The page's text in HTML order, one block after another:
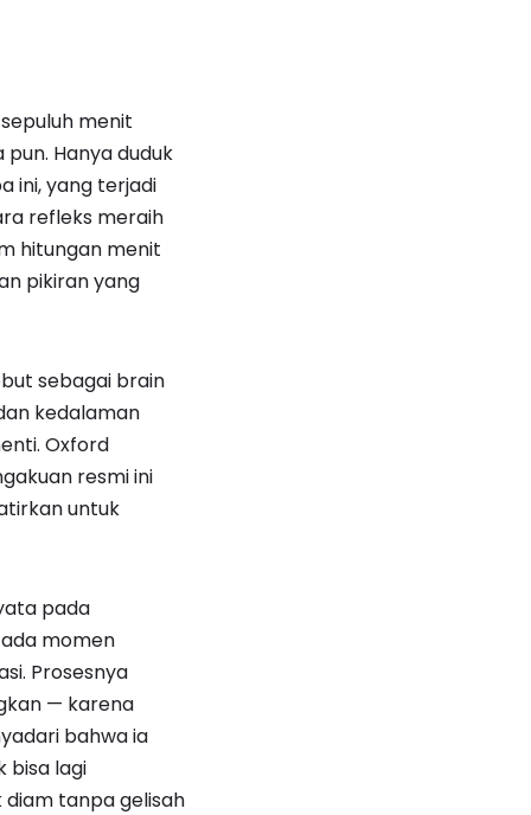
menit
Hanya duduk
ini, yang terjadi
refleks meraih
hitungan menit
pikiran yang
sebagai brain
kedalaman
Oxford
resmi ini
untuk
pada
momen
Prosesnya
— karena
bahwa ia
bisa lagi
tanpa gelisah